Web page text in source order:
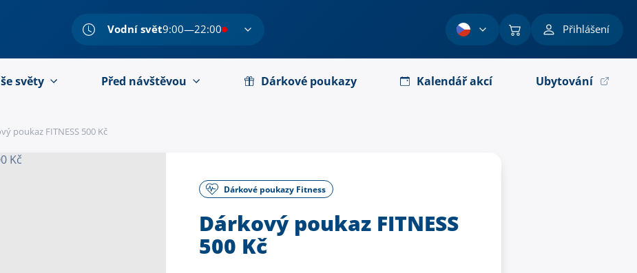
Vodní svět9:00—22:00 Přihlášení
světy Před návštěvou Dárkové poukazy Kalendář akcí Ubytování
poukaz FITNESS 500 Kč
Dárkové poukazy Fitness
Dárkový poukaz FITNESS
500 Kč